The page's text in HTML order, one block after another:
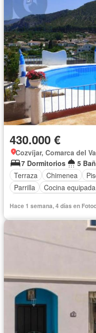
430.000 €
Cozvíjar, Comarca del
7 Dormitorios
5
Terraza
Chimenea
Parrilla
Cocina equipada
Hace 1 semana, 4 días en